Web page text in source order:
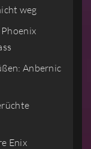
weg
Anbernic
Enix